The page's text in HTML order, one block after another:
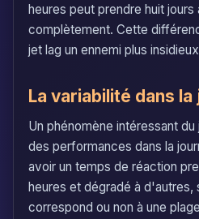
heures peut prendre huit
complètement. Cette
jet lag un ennemi plus
La variabilité dans la
Un phénomène intéressant
des performances dans la
avoir un temps de réaction
heures et dégradé à d'autres,
correspond ou non à une